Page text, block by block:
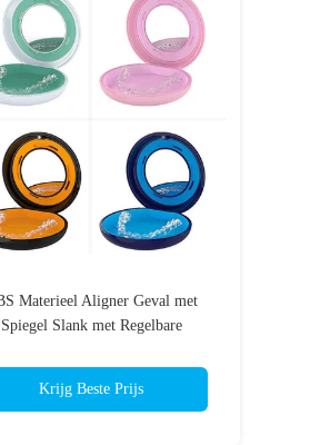
Materieel Aligner Geval met
Spiegel Slank met Regelbare
Krijg Beste Prijs